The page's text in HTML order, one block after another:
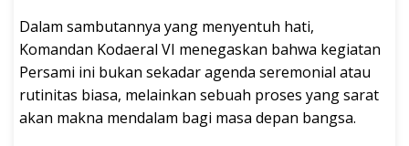
Dalam sambutannya yang menyentuh hati,
Komandan Kodaeral VI menegaskan bahwa kegiatan
Persami ini bukan sekadar agenda seremonial atau
rutinitas biasa, melainkan sebuah proses yang sarat
akan makna mendalam bagi masa depan bangsa.